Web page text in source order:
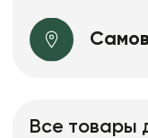
Все товары